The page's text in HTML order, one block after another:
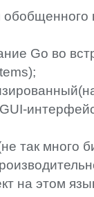
Go во
GUI-
так много
на этом